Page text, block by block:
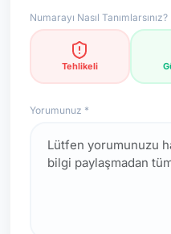
*Not: Değerlendirmeler
güncellenir.
Numarayı Nasıl Tanımlarsınız?
Tehlikeli
Yorumunuz *